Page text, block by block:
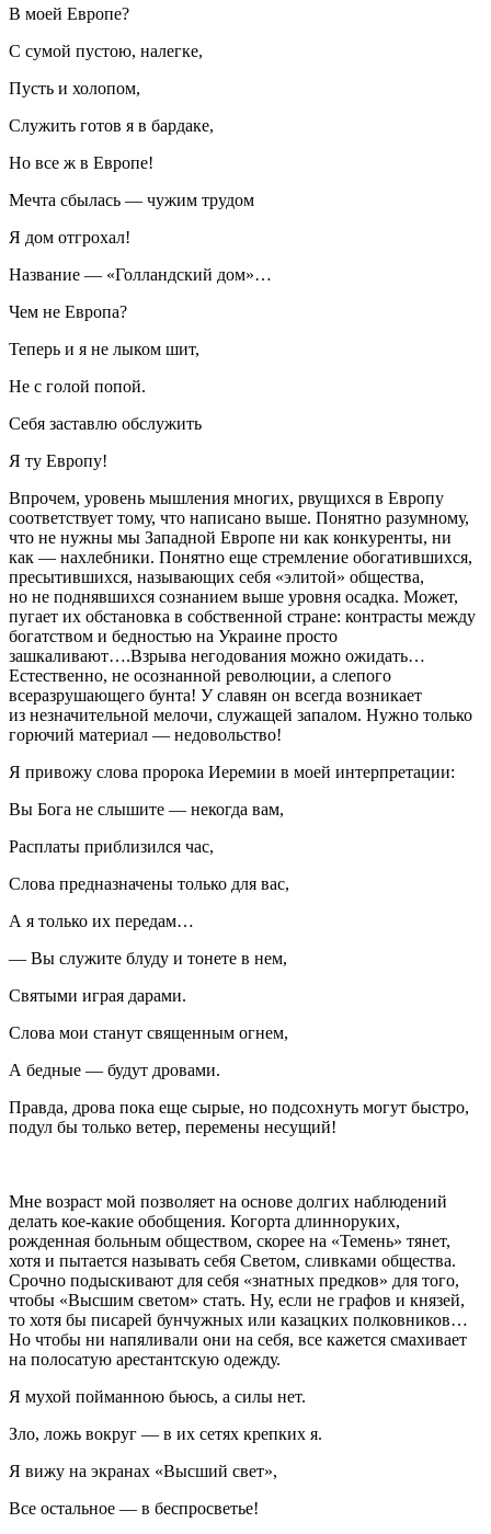
В моей Европе?
С сумой пустою, налегке,
Пусть и холопом,
Служить готов я в бардаке,
Но все ж в Европе!
Мечта сбылась — чужим трудом
Я дом отгрохал!
Название — «Голландский дом»…
Чем не Европа?
Теперь и я не лыком шит,
Не с голой попой.
Себя заставлю обслужить
Я ту Европу!
Впрочем, уровень мышления многих, рвущихся в Европу
соответствует тому, что написано выше. Понятно разумному,
что не нужны мы Западной Европе ни как конкуренты, ни
как — нахлебники. Понятно еще стремление обогатившихся,
пресытившихся, называющих себя «элитой» общества,
но не поднявшихся сознанием выше уровня осадка. Может,
пугает их обстановка в собственной стране: контрасты между
богатством и бедностью на Украине просто
зашкаливают….Взрыва негодования можно ожидать…
Естественно, не осознанной революции, а слепого
всеразрушающего бунта! У славян он всегда возникает
из незначительной мелочи, служащей запалом. Нужно только
горючий материал — недовольство!
Я привожу слова пророка Иеремии в моей интерпретации:
Вы Бога не слышите — некогда вам,
Расплаты приблизился час,
Слова предназначены только для вас,
А я только их передам…
— Вы служите блуду и тонете в нем,
Святыми играя дарами.
Слова мои станут священным огнем,
А бедные — будут дровами.
Правда, дрова пока еще сырые, но подсохнуть могут быстро,
подул бы только ветер, перемены несущий!
Мне возраст мой позволяет на основе долгих наблюдений
делать кое-какие обобщения. Когорта длинноруких,
рожденная больным обществом, скорее на «Темень» тянет,
хотя и пытается называть себя Светом, сливками общества.
Срочно подыскивают для себя «знатных предков» для того,
чтобы «Высшим светом» стать. Ну, если не графов и князей,
то хотя бы писарей бунчужных или казацких полковников…
Но чтобы ни напяливали они на себя, все кажется смахивает
на полосатую арестантскую одежду.
Я мухой пойманною бьюсь, а силы нет.
Зло, ложь вокруг — в их сетях крепких я.
Я вижу на экранах «Высший свет»,
Все остальное — в беспросветье!